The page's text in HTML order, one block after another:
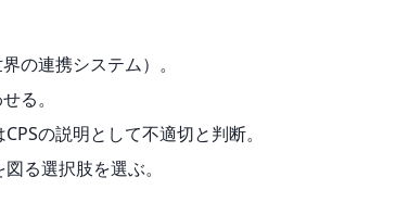
の連携システム）。
る。
の説明として不適切と判断。
る選択肢を選ぶ。